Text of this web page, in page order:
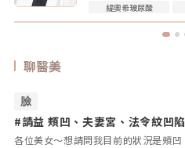
緹奧希玻尿酸
聊醫美
臉
#請益 頰凹、夫妻宮、法令紋凹